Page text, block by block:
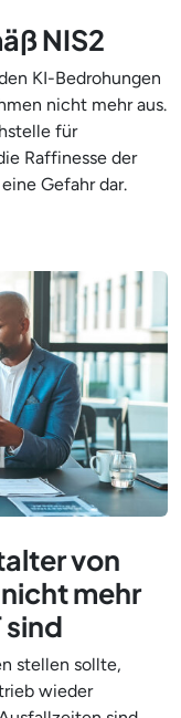
NIS2
KI-Bedrohungen
nicht mehr aus.
für
Raffinesse der
Gefahr dar.
von
mehr
sind
stellen sollte,
wieder